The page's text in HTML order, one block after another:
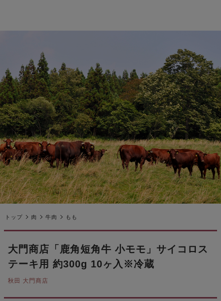
トップ 肉 牛肉 もも
大門商店「鹿角短角牛 小モモ」サイコロス
テーキ用 約300g 10ヶ入※冷蔵
秋田 大門商店